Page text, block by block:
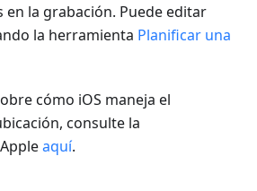
en la grabación. Puede editar
la herramienta Planificar una
cómo iOS maneja el
consulte la
aquí.